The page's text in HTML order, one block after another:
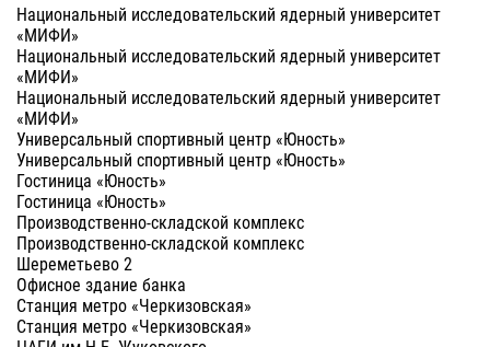
Национальный исследовательский ядерный универcитет
«МИФИ»
Национальный исследовательский ядерный универcитет
«МИФИ»
Национальный исследовательский ядерный универcитет
«МИФИ»
Универсальный спортивный центр «Юность»
Универсальный спортивный центр «Юность»
Гостиница «Юность»
Гостиница «Юность»
Производственно-складской комплекс
Производственно-складской комплекс
Шереметьево 2
Офисное здание банка
Станция метро «Черкизовская»
Станция метро «Черкизовская»